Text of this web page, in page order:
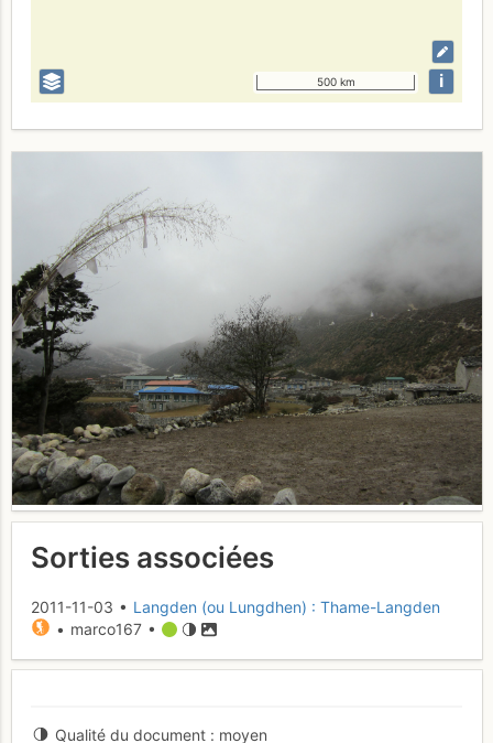
500 km i
Sorties associées
2011-11-03 • Langden (ou Lungdhen) : Thame-Langden
• marco167 •
Qualité du document moyen